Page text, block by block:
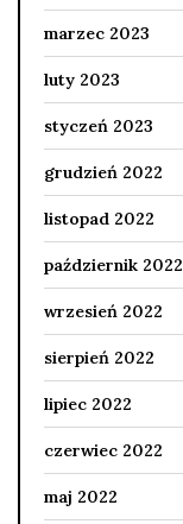
marzec 2023
luty 2023
styczeń 2023
grudzień 2022
listopad 2022
październik 2022
wrzesień 2022
sierpień 2022
lipiec 2022
czerwiec 2022
maj 2022